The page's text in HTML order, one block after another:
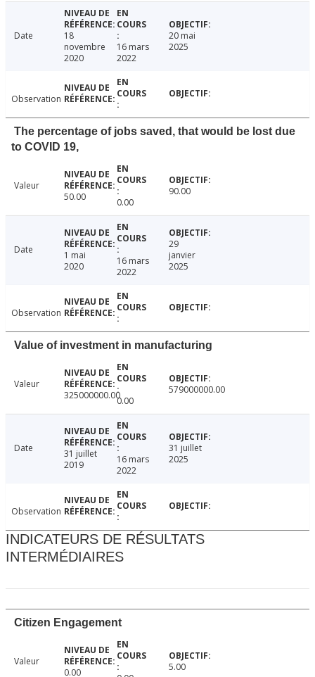
Date
18
novembre
2020
16 mars
2022
20 mai
2025
Observation
The percentage of jobs saved, that would be lost due
to COVID 19,
Valeur
50.00
0.00
90.00
Date
1 mai
2020
16 mars
2022
29
janvier
2025
Observation
Value of investment in manufacturing
Valeur
325000000.000.00
579000000.00
Date
31 juillet
2019
16 mars
2022
31 juillet
2025
Observation
INDICATEURS DE RÉSULTATS
INTERMÉDIAIRES
Citizen Engagement
Valeur
0.00
5.00